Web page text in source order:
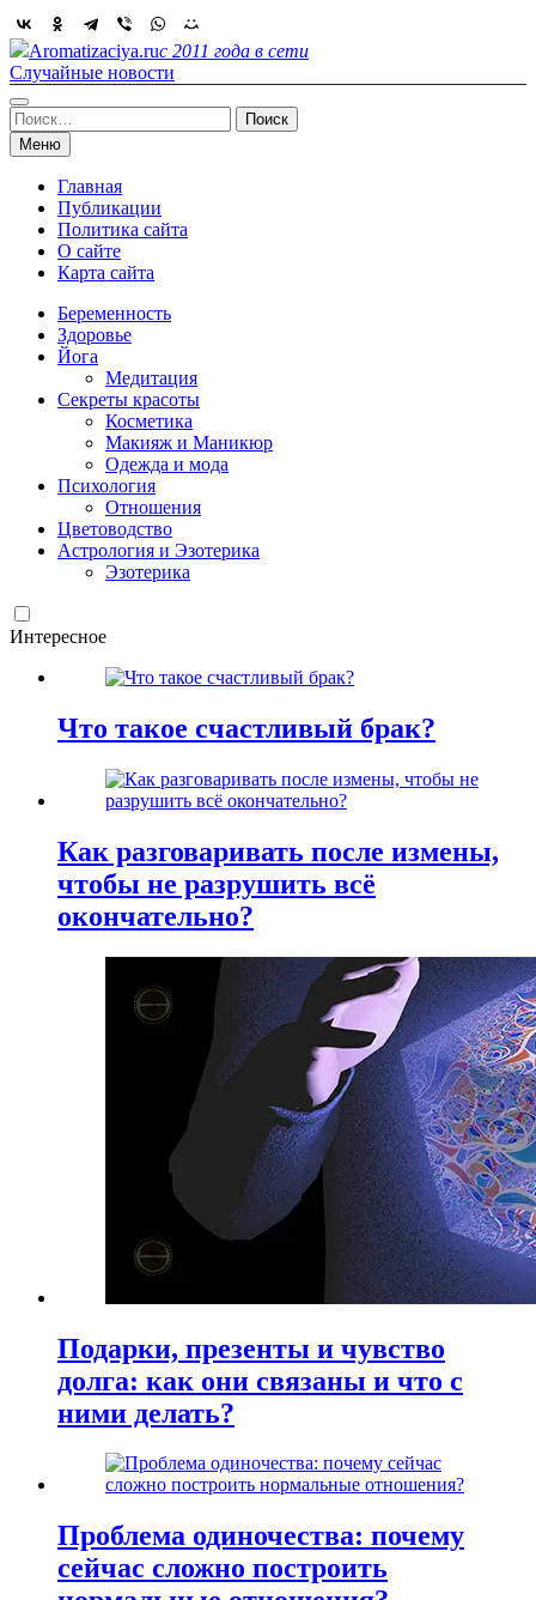
Skip
to
content
Aromatizaciya.ruс 2011 года в сети
Случайные новости
Найти:
Меню
Главная
Публикации
Политика сайта
О сайте
Карта сайта
Беременность
Здоровье
Йога
Медитация
Секреты красоты
Косметика
Макияж и Маникюр
Одежда и мода
Психология
Отношения
Цветоводство
Астрология и Эзотерика
Эзотерика
Интересное
Что такое счастливый брак?
Как разговаривать после измены,
чтобы не разрушить всё
окончательно?
Подарки, презенты и чувство
долга: как они связаны и что с
ними делать?
Проблема одиночества: почему
сейчас сложно построить